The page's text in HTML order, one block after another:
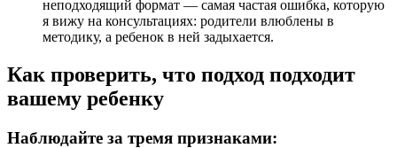
неподходящий формат — самая частая ошибка, которую
я вижу на консультациях: родители влюблены в
методику, а ребенок в ней задыхается.
Как проверить, что подход подходит
вашему ребенку
Наблюдайте за тремя признаками: